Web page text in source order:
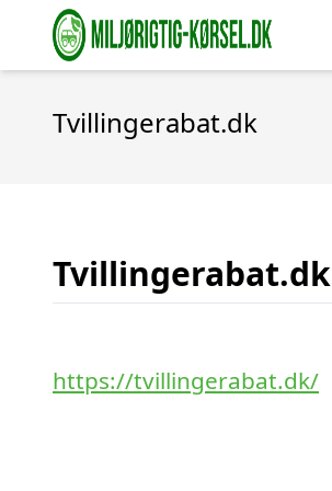
Tvillingerabat.dk
Tvillingerabat.dk
https://tvillingerabat.dk/